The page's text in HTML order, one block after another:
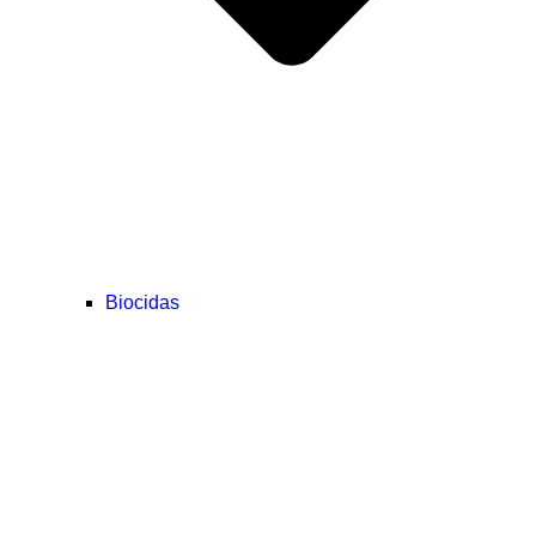
Biocidas